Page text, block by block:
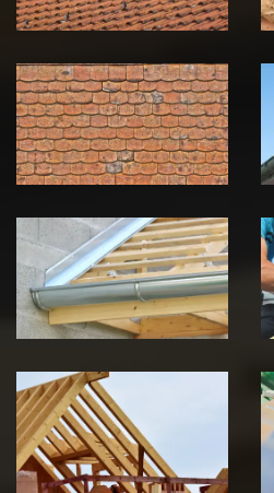
démoussage de
toiture 39
Jura
Pose de
Chéneau 39
Jura
Traitement de
charpente 39
Jura